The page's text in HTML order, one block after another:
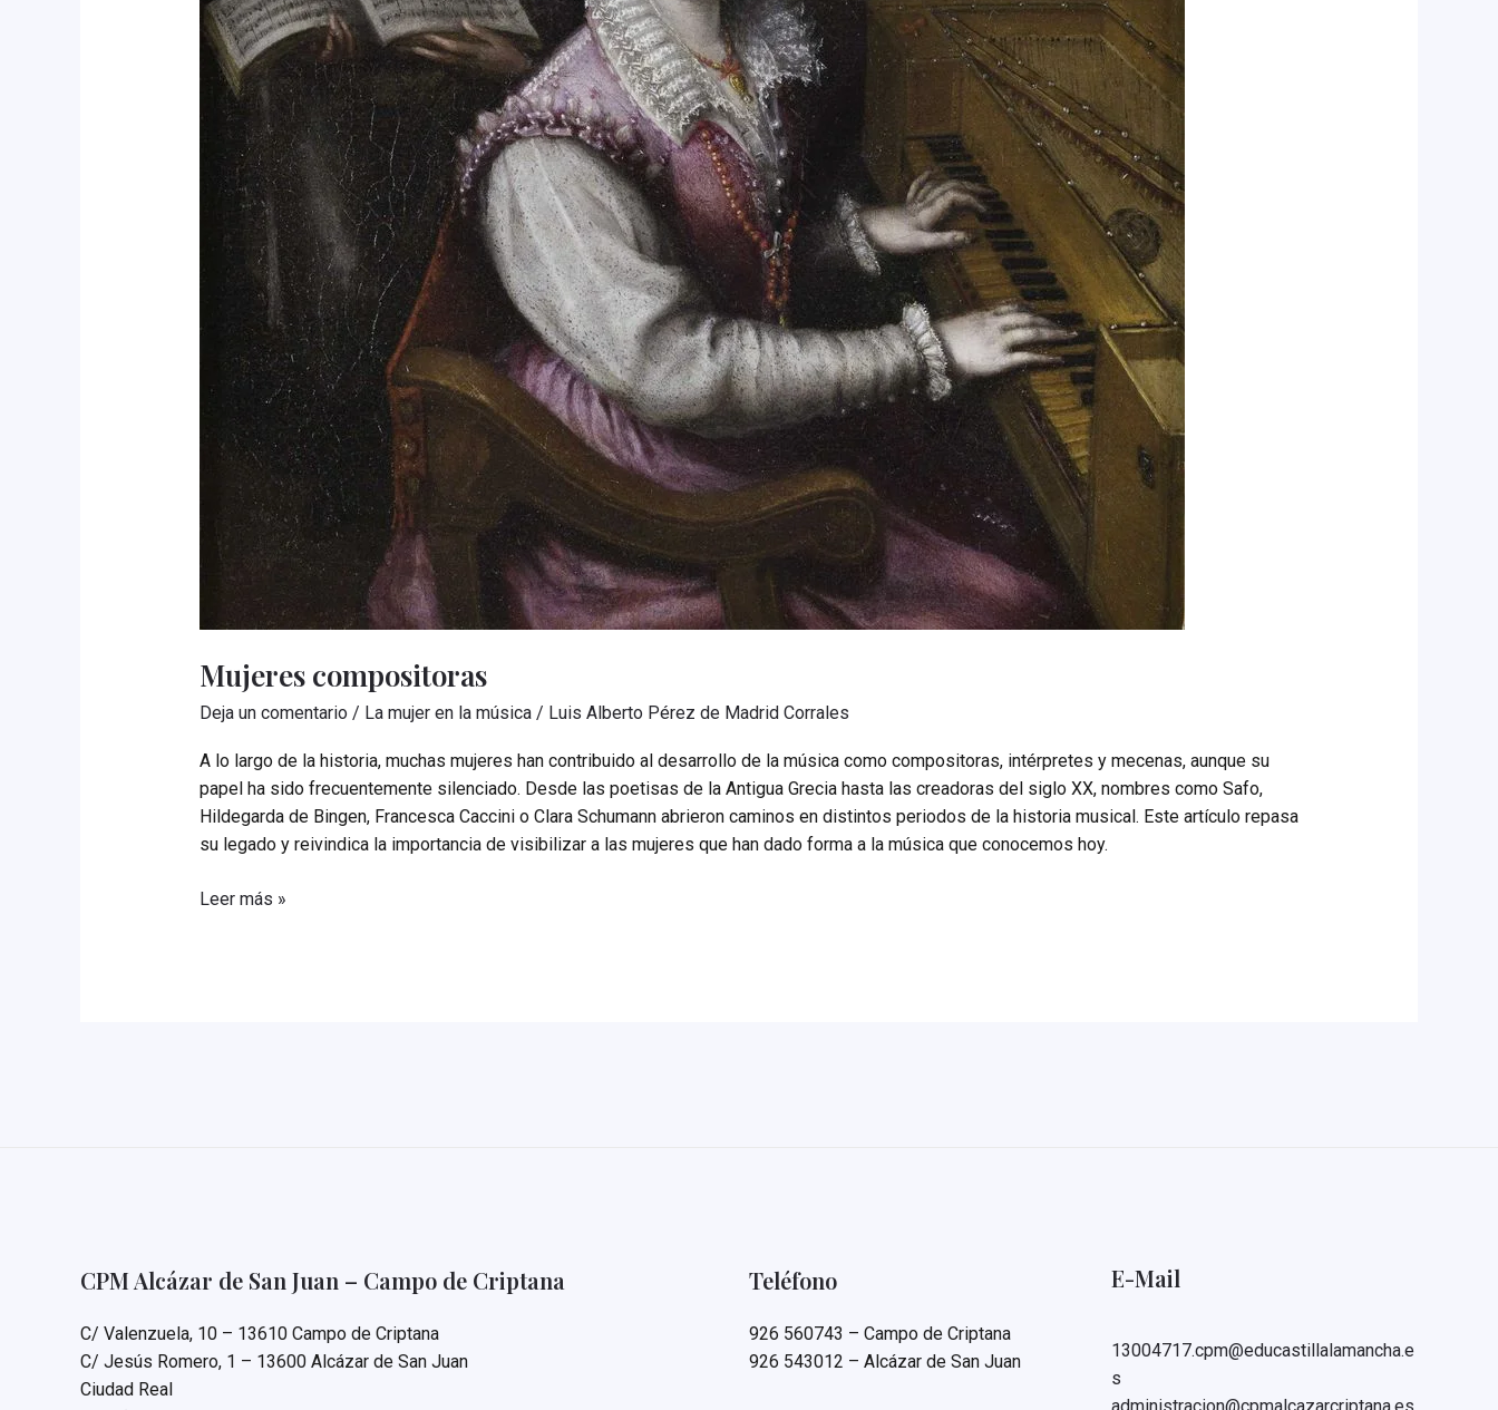
Mujeres compositoras
Deja un comentario / La mujer en la música/ Luis Alberto Pérez de Madrid Corrales
A lo largo de la historia, muchas mujeres han contribuido al desarrollo de la música como compositoras, intérpretes y mecenas, aunque su
papel ha sido frecuentemente silenciado. Desde las poetisas de la Antigua Grecia hasta las creadoras del siglo XX, nombres como Safo,
Hildegarda de Bingen, Francesca Caccini o Clara Schumann abrieron caminos en distintos periodos de la historia musical. Este artículo repasa
su legado y reivindica la importancia de visibilizar a las mujeres que han dado forma a la música que conocemos hoy.
Mujeres
Leer más »
CPM Alcázar de San Juan – Campo de Criptana
C/ Valenzuela, 10 – 13610 Campo de Criptana
C/ Jesús Romero, 1 – 13600 Alcázar de San Juan
Ciudad Real
Teléfono
926 560743 – Campo de Criptana
926 543012 – Alcázar de San Juan
E-Mail
13004717.cpm@educastillalamancha.e
s